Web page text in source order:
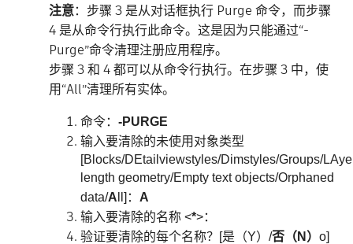
注意：步骤 3 是从对话框执行 Purge 命令，而步骤
4 是从命令行执行此命令。这是因为只能通过“-
Purge”命令清理注册应用程序。
步骤 3 和 4 都可以从命令行执行。在步骤 3 中，使
用“All”清理所有实体。
命令：-PURGE
输入要清除的未使用对象类型
[Blocks/DEtailviewstyles/Dimstyles/Groups/
length geometry/Empty text objects/Orphaned
data/A ll]： A
输入要清除的名称 <*>：
验证要清除的每个名称？[是（Y）/否（N）o]